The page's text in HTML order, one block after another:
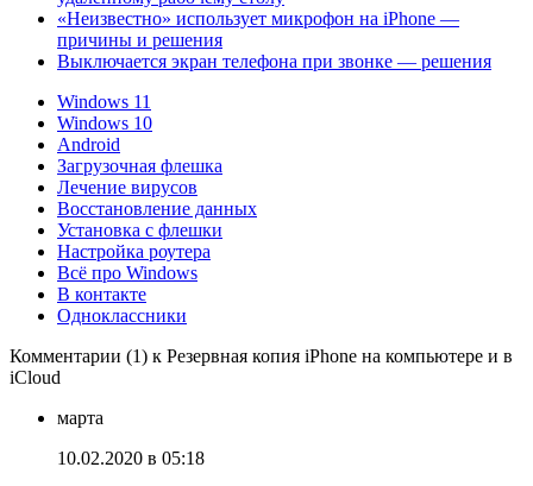
«Неизвестно» использует микрофон на iPhone —
причины и решения
Выключается экран телефона при звонке — решения
Windows 11
Windows 10
Android
Загрузочная флешка
Лечение вирусов
Восстановление данных
Установка с флешки
Настройка роутера
Всё про Windows
В контакте
Одноклассники
Комментарии (1) к Резервная копия iPhone на компьютере и в
iCloud
марта
10.02.2020 в 05:18